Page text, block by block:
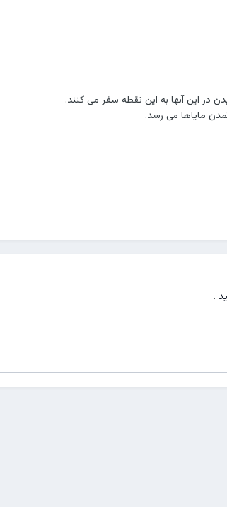
مایاها می رسد.
.